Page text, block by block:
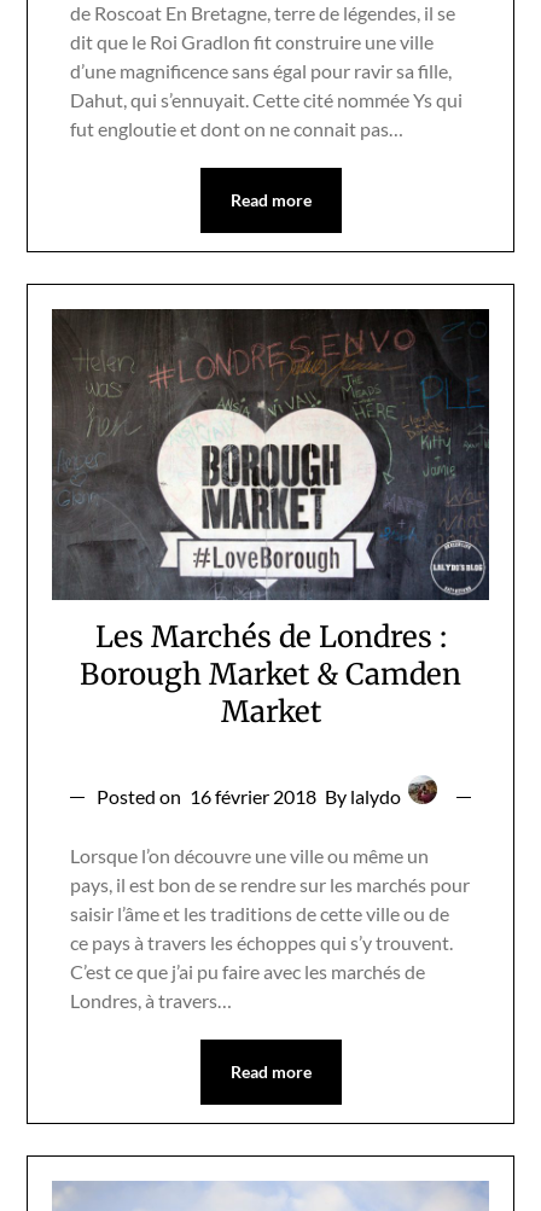
de Roscoat En Bretagne, terre de légendes, il se
dit que le Roi Gradlon fit construire une ville
d’une magnificence sans égal pour ravir sa fille,
Dahut, qui s’ennuyait. Cette cité nommée Ys qui
fut engloutie et dont on ne connait pas…
Read more
Les Marchés de Londres :
Borough Market & Camden
Market
Posted on 16 février 2018 By lalydo
Lorsque l’on découvre une ville ou même un
pays, il est bon de se rendre sur les marchés pour
saisir l’âme et les traditions de cette ville ou de
ce pays à travers les échoppes qui s’y trouvent.
C’est ce que j’ai pu faire avec les marchés de
Londres, à travers…
Read more